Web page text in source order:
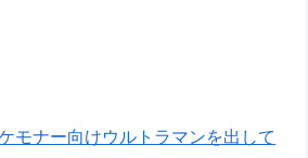
モナー向けウルトラマンを出して